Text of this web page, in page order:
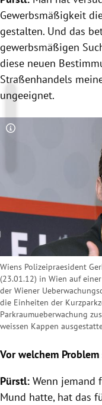
Gewerbsmäßigkeit
gestalten. Und das
gewerbsmäßigen
diese neuen
Straßenhandels
ungeeignet.
Copyright-Hinweis
Wiens Polizeipraesident
(23.01.12) in Wien auf
der Wiener
die Einheiten der
Parkraumueberwachung
weissen Kappen
Vor welchem
Pürstl: Wenn jemand
Mund hatte, hat das